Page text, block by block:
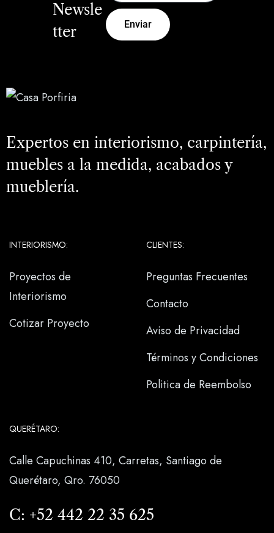
Newsle
tter
Enviar
Expertos en interiorismo, carpintería,
muebles a la medida, acabados y
mueblería.
INTERIORISMO:
Proyectos de
Interiorismo
Cotizar Proyecto
CLIENTES:
Preguntas Frecuentes
Contacto
Aviso de Privacidad
Términos y Condiciones
Politica de Reembolso
QUERÉTARO:
Calle Capuchinas 410, Carretas, Santiago de
Querétaro, Qro. 76050
C: +52 442 22 35 625